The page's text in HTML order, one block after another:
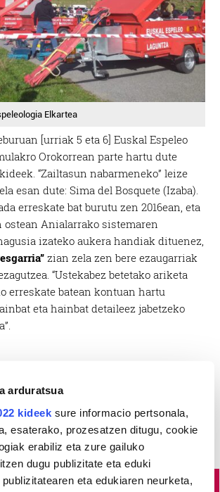
arduratsua
kideek sure informacio pertsonala,
esaterako, prozesatzen ditugu, cookie
erabiliz eta zure gailuko
dugu publizitate eta eduki
eta edukiaren neurketa,
Elkartea
[urriak 5 eta 6] Euskal Espeleo
Orokorrean parte hartu dute
“Zailtasun nabarmeneko” leize
esan dute: Sima del Bosquete (Izaba).
erreskate bat burutu zen 2016ean, eta
ostean Anialarrako sistemaren
izateko aukera handiak dituenez,
zian zela zen bere ezaugarriak
“Ustekabez betetako ariketa
erreskate batean kontuan hartu
eta hainbat detaileez jabetzeko